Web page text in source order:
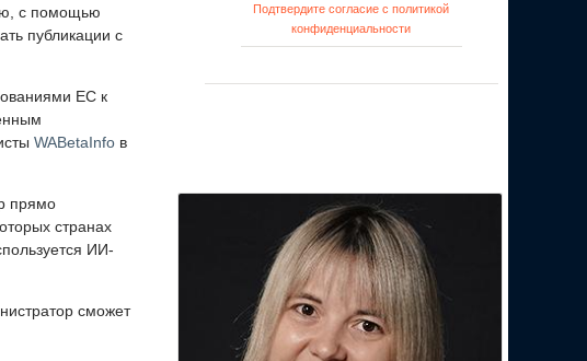
с помощью
публикации с
ЕС к
WABetaInfo в
прямо
странах
ИИ-
сможет
Подтвердите согласие с политикой
конфиденциальности